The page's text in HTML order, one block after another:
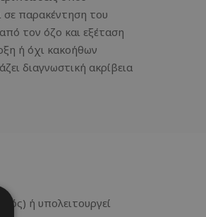
σε παρακέντηση του
τον όζο και εξέταση
ή όχι κακοήθων
διαγνωστική ακρίβεια
ή υπολειτουργεί